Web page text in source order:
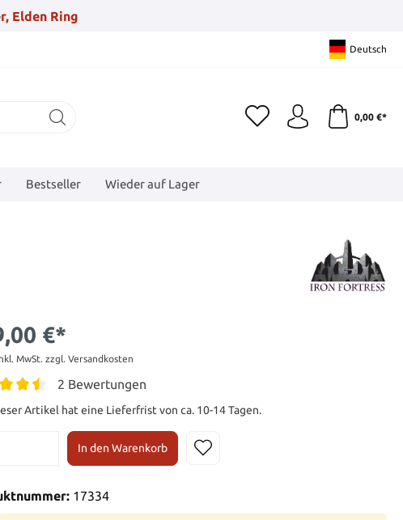
Elden Ring
Deutsch
0,00 €*
Bestseller Wieder auf Lager
€*
MwSt. zzgl. Versandkosten
2 Bewertungen
Artikel hat eine Lieferfrist von ca. 10-14 Tagen.
In den Warenkorb
17334